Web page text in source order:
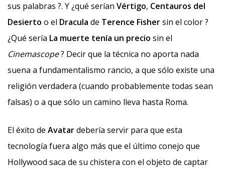
sus palabras ?. Y ¿qué serían Vértigo, Centauros del
Desierto o el Dracula de Terence Fishersin el color ?
¿Qué sería La muerte tenía un precio sin el
Cinemascope? Decir que la técnica no aporta nada
suena a fundamentalismo rancio, a que sólo existe una
religión verdadera (cuando probablemente todas sean
falsas) o a que sólo un camino lleva hasta Roma.
El éxito de Avatardebería servir para que esta
tecnología fuera algo más que el último conejo que
Hollywood saca de su chistera con el objeto de captar